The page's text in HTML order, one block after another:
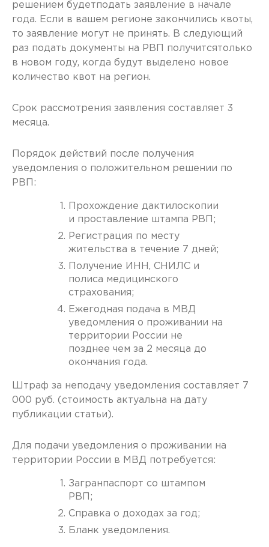
решением будетподать заявление в начале
года. Если в вашем регионе закончились квоты,
то заявление могут не принять. В следующий
раз подать документы на РВП получитсятолько
в новом году, когда будут выделено новое
количество квот на регион.
Срок рассмотрения заявления составляет 3
месяца.
Порядок действий после получения
уведомления о положительном решении по
РВП:
Прохождение дактилоскопии
и проставление штампа РВП;
Регистрация по месту
жительства в течение 7 дней;
Получение ИНН, СНИЛС и
полиса медицинского
страхования;
Ежегодная подача в МВД
уведомления о проживании на
территории России не
позднее чем за 2 месяца до
окончания года.
Штраф за неподачу уведомления составляет 7
000 руб. (стоимость актуальна на дату
публикации статьи).
Для подачи уведомления о проживании на
территории России в МВД потребуется:
Загранпаспорт со штампом
РВП;
Справка о доходах за год;
Бланк уведомления.